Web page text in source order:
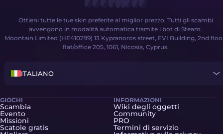
Ottieni tutte le tue skin preferite al miglior prezzo. Tutti gli scambi
avvengono in modalità automatica tramite i bot di Steam.
Moontain Limited (HE410299) 13 Kypranoros street, EVI Building, 2nd
flat/office 205, 1061, Nicosia, Cyprus.
ITALIANO
GIOCHI
Scambia
Evento
Missioni
Scatole gratis
INFORMAZIONI
Wiki degli oggetti
Community
PRO
Termini di servizio